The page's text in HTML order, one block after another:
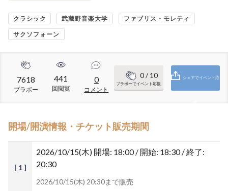
クラシック 武蔵野音楽大学 ファブリス・モレティ
サクソフォーン
7618
ブラボー
441
回閲覧
0
コメント
0/ 10
ブラボーでイベント応援
シェアでイベント応
開場/開演情報・チケット販売期間
[ 1 ]
2026/10/15(木) 開場: 18:00 / 開始: 18:30 / 終了:
20:30
2026/10/15(木) 20:30まで販売